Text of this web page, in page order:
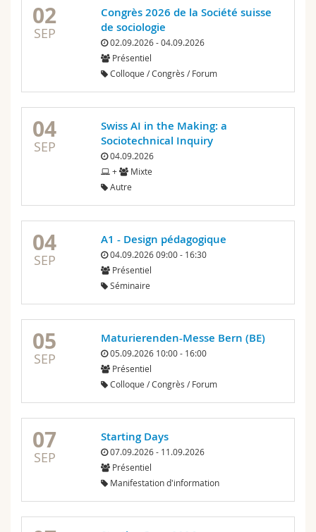
02
SEP
Congrès 2026 de la Société suisse
de sociologie
02.09.2026 - 04.09.2026
Présentiel
Colloque / Congrès / Forum
04
SEP
Swiss AI in the Making: a
Sociotechnical Inquiry
04.09.2026
+
Mixte
Autre
04
SEP
A1 - Design pédagogique
04.09.2026 09:00 - 16:30
Présentiel
Séminaire
05
SEP
Maturierenden-Messe Bern (BE)
05.09.2026 10:00 - 16:00
Présentiel
Colloque / Congrès / Forum
07
SEP
Starting Days
07.09.2026 - 11.09.2026
Présentiel
Manifestation d'information